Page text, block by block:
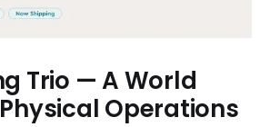
Trio — A World
Operations